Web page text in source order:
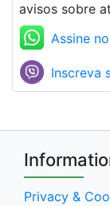
avisos sobre
Assine
Inscreva
Privacy &